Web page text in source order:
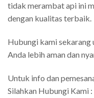
tidak merambat api ini
dengan kualitas terbaik.
Hubungi kami sekarang
Anda lebih aman dan
Untuk info dan
Silahkan Hubungi Kami :